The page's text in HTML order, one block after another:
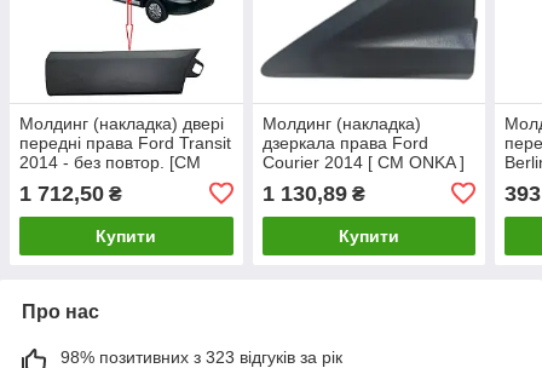
Молдинг (накладка) двері
передні права Ford Transit
2014 - без повтор. [СМ
1 712,50 ₴
Купити
Молдинг (накладка)
дзеркала права Ford
Courier 2014 [ CM ONKA ]
1 130,89₴
Купити
Про нас
98% позитивних з 323 відгуків за рік